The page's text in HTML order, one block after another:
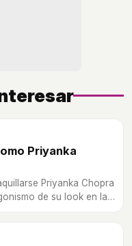
Priyanka
Priyanka Chopra
de su look en la